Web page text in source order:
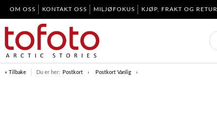
OM OSS KONTAKT OSS MILJØFOKUS KJØP, FRAKT OG RETUR
« Tilbake Du er her: Postkort Postkort Vanlig